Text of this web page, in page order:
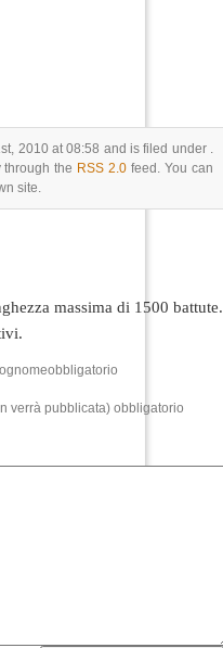
2010 at 08:58 and is filed under .
the RSS 2.0 feed. You can
site.
massima di 1500 battute.
verrà pubblicata) obbligatorio